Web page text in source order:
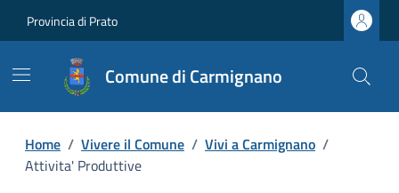
Provincia di Prato
Comune di Carmignano
Home / Vivere il Comune / Vivi a Carmignano /
Attivita' Produttive